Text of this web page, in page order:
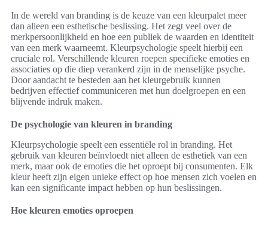
In de wereld van branding is de keuze van een kleurpalet meer
dan alleen een esthetische beslissing. Het zegt veel over de
merkpersoonlijkheid en hoe een publiek de waarden en identiteit
van een merk waarneemt. Kleurpsychologie speelt hierbij een
cruciale rol. Verschillende kleuren roepen specifieke emoties en
associaties op die diep verankerd zijn in de menselijke psyche.
Door aandacht te besteden aan het kleurgebruik kunnen
bedrijven effectief communiceren met hun doelgroepen en een
blijvende indruk maken.
De psychologie van kleuren in branding
Kleurpsychologie speelt een essentiële rol in branding. Het
gebruik van kleuren beïnvloedt niet alleen de esthetiek van een
merk, maar ook de emoties die het oproept bij consumenten. Elk
kleur heeft zijn eigen unieke effect op hoe mensen zich voelen en
kan een significante impact hebben op hun beslissingen.
Hoe kleuren emoties oproepen